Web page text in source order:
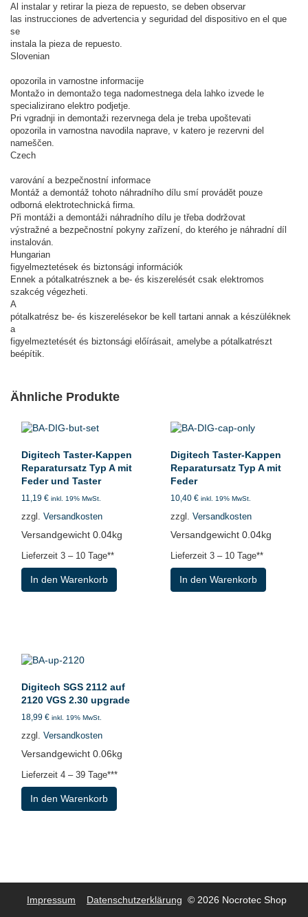
Al instalar y retirar la pieza de repuesto, se deben observar
las instrucciones de advertencia y seguridad del dispositivo en el que
se
instala la pieza de repuesto.
Slovenian
opozorila in varnostne informacije
Montažo in demontažo tega nadomestnega dela lahko izvede le
specializirano elektro podjetje.
Pri vgradnji in demontaži rezervnega dela je treba upoštevati
opozorila in varnostna navodila naprave, v katero je rezervni del
nameščen.
Czech
varování a bezpečnostní informace
Montáž a demontáž tohoto náhradního dílu smí provádět pouze
odborná elektrotechnická firma.
Při montáži a demontáži náhradního dílu je třeba dodržovat
výstražné a bezpečnostní pokyny zařízení, do kterého je náhradní díl
instalován.
Hungarian
figyelmeztetések és biztonsági információk
Ennek a pótalkatrésznek a be- és kiszerelését csak elektromos
szakcég végezheti.
A
pótalkatrész be- és kiszerelésekor be kell tartani annak a készüléknek
a
figyelmeztetését és biztonsági előírásait, amelybe a pótalkatrészt
beépítik.
Ähnliche Produkte
Digitech Taster-Kappen
Reparatursatz Typ A mit
Feder und Taster
11,19 € inkl. 19% MwSt.
zzgl. Versandkosten
Versandgewicht 0.04kg
Lieferzeit 3 – 10 Tage**
In den Warenkorb
Digitech Taster-Kappen
Reparatursatz Typ A mit
Feder
10,40€ inkl. 19% MwSt.
zzgl.Versandkosten
Versandgewicht 0.04kg
Lieferzeit3 – 10 Tage**
In den Warenkorb
Digitech SGS 2112 auf
2120 VGS 2.30 upgrade
18,99 € inkl. 19% MwSt.
zzgl. Versandkosten
Versandgewicht 0.06kg
Lieferzeit 4 – 39 Tage***
In den Warenkorb
Impressum Datenschutzerklärung © 2026 Nocrotec Shop